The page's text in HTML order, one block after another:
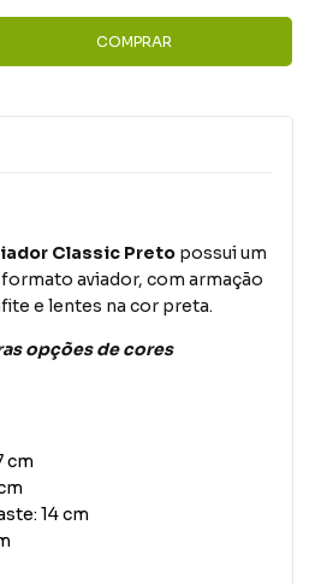
Classic Preto possui um
aviador, com armação
e lentes na cor preta.
opções de cores
cm
14 cm